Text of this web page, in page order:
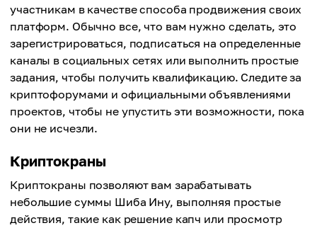
участникам в качестве способа продвижения своих
платформ. Обычно все, что вам нужно сделать, это
зарегистрироваться, подписаться на определенные
каналы в социальных сетях или выполнить простые
задания, чтобы получить квалификацию. Следите за
криптофорумами и официальными объявлениями
проектов, чтобы не упустить эти возможности, пока
они не исчезли.
Криптокраны
Криптокраны позволяют вам зарабатывать
небольшие суммы Шиба Ину, выполняя простые
действия, такие как решение капч или просмотр